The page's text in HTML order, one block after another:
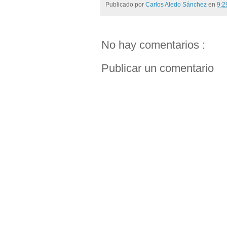
Publicado por Carlos Aledo Sánchez en
No hay comentarios :
Publicar un comentario